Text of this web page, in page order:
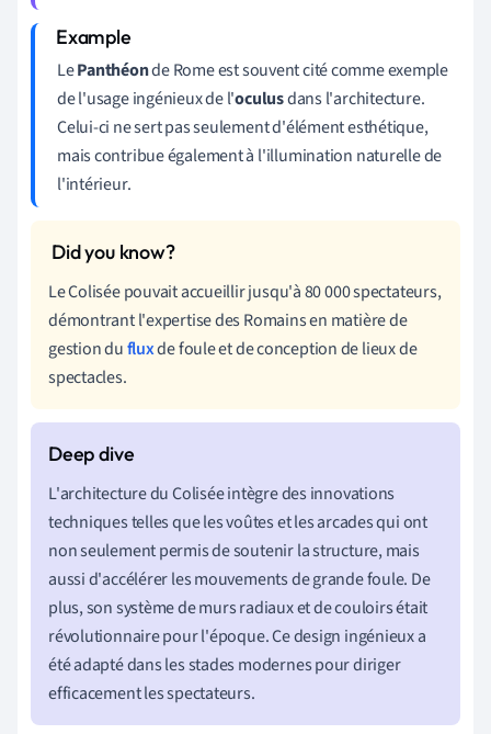
LePanthéonde Rome est souvent cité comme exemple
de l'usage ingénieux de l'oculusdans l'architecture.
Celui-ci ne sert pas seulement d'élément esthétique,
mais contribue également à l'illumination naturelle de
l'intérieur.
Le Colisée pouvait accueillir jusqu'à 80 000 spectateurs,
démontrant l'expertise des Romains en matière de
gestion dufluxde foule et de conception de lieux de
spectacles.
L'architecture du Colisée intègre des innovations
techniques telles que les voûtes et les arcades qui ont
non seulement permis de soutenir la structure, mais
aussi d'accélérer les mouvements de grande foule. De
plus, son système de murs radiaux et de couloirs était
révolutionnaire pour l'époque. Ce design ingénieux a
été adapté dans les stades modernes pour diriger
efficacement les spectateurs.